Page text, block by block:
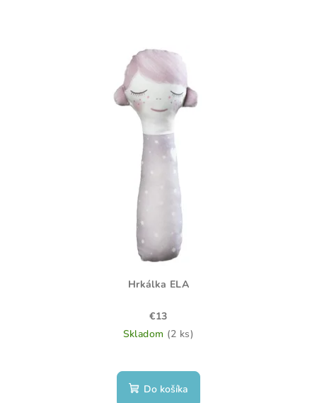
Hrkálka ELA
€13
Skladom (2 ks)
Do košíka